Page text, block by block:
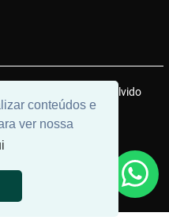
conteúdos e
ver nossa
12910-J | Desenvolvido